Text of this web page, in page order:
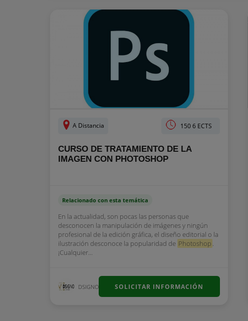
A Distancia 150 6 ECTS
CURSO DE TRATAMIENTO DE LA
IMAGEN CON PHOTOSHOP
Relacionado con esta temática
En la actualidad, son pocas las personas que
desconocen la manipulación de imágenes y ningún
profesional de la edición gráfica, el diseño editorial o la
ilustración desconoce la popularidad de Photoshop .
¡Cualquier...
DSIGNO SOLICITAR INFORMACIÓN